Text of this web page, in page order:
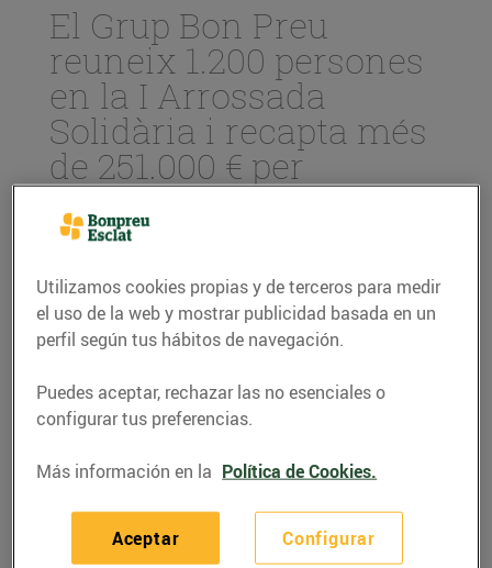
El Grup Bon Preu
reuneix 1.200 persones
en la I Arrossada
Solidària i recapta més
de 251.000 € per
finançar 33.289 beques
menjador d'escoles
catalanes
26/mayo/2025
Solidària de Bonpreu i Esclat que es va
celebrar ahir a El Xampany, Cervelló, amb
més de 1.200 clients i proveïdors. El 100%
finançar el cost de les beques menjador
Utilizamos cookies propias y de terceros para medir
el uso de la web y mostrar publicidad basada en un
perfil según tus hábitos de navegación.
Puedes aceptar, rechazar las no esenciales o
configurar tus preferencias.
Más información en la Política de Cookies.
Configurar
Aceptar